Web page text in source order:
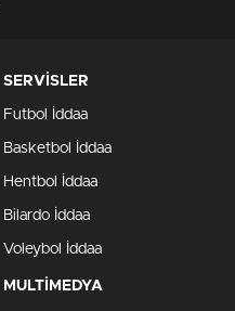
SERVİSLER
Futbol İddaa
Basketbol İddaa
Hentbol İddaa
Bilardo İddaa
Voleybol İddaa
MULTİMEDYA